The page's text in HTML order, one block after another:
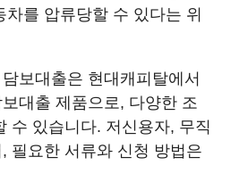
를 압류당할 수 있다는 위
보대출은 현대캐피탈에서
대출 제품으로, 다양한 조
수 있습니다. 저신용자, 무직
필요한 서류와 신청 방법은